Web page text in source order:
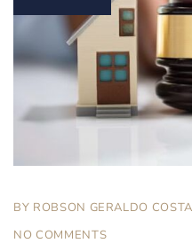
BY ROBSON GERALDO COSTA
NO COMMENTS